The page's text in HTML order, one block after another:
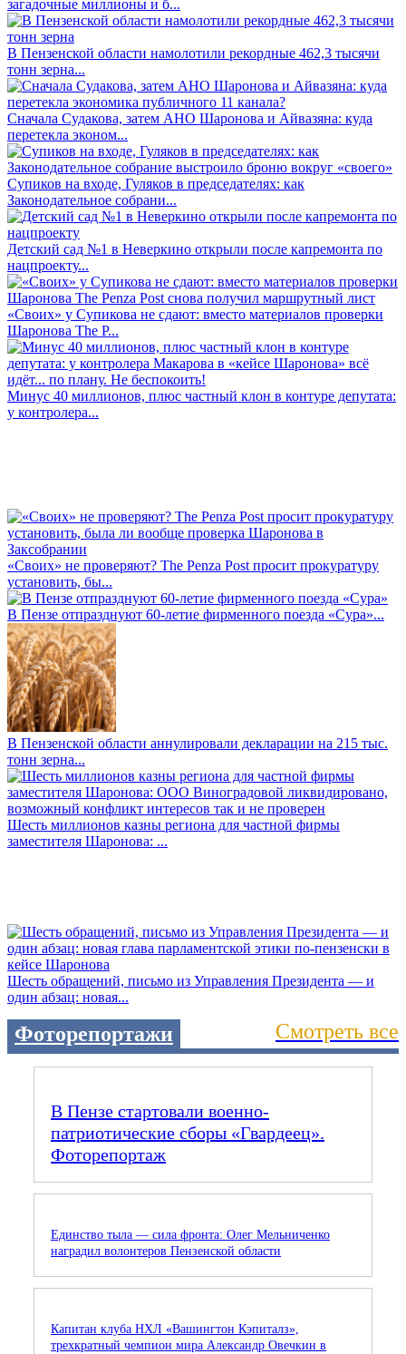
загадочные миллионы и б...
В Пензенской области намолотили рекордные 462,3 тысячи
тонн зерна...
Сначала Судакова, затем АНО Шаронова и Айвазяна: куда
перетекла эконом...
Супиков на входе, Гуляков в председателях: как
Законодательное собрани...
Детский сад №1 в Неверкино открыли после капремонта по
нацпроекту...
«Своих» у Супикова не сдают: вместо материалов проверки
Шаронова The P...
Минус 40 миллионов, плюс частный клон в контуре депутата:
у контролера...
«Своих» не проверяют? The Penza Post просит прокуратуру
установить, бы...
В Пензе отпразднуют 60-летие фирменного поезда «Сура»...
В Пензенской области аннулировали декларации на 215 тыс.
тонн зерна...
Шесть миллионов казны региона для частной фирмы
заместителя Шаронова: ...
Шесть обращений, письмо из Управления Президента — и
один абзац: новая...
Фоторепортажи Смотреть все
В Пензе стартовали военно-
патриотические сборы «Гвардеец».
Фоторепортаж
Единство тыла — сила фронта: Олег Мельниченко
наградил волонтеров Пензенской области
Капитан клуба НХЛ «Вашингтон Кэпиталз»,
трехкратный чемпион мира Александр Овечкин в